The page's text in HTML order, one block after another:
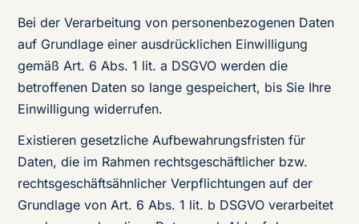
Bei der Verarbeitung von personenbezogenen Daten
auf Grundlage einer ausdrücklichen Einwilligung
gemäß Art. 6 Abs. 1 lit. a DSGVO werden die
betroffenen Daten so lange gespeichert, bis Sie Ihre
Einwilligung widerrufen.
Existieren gesetzliche Aufbewahrungsfristen für
Daten, die im Rahmen rechtsgeschäftlicher bzw.
rechtsgeschäftsähnlicher Verpflichtungen auf der
Grundlage von Art. 6 Abs. 1 lit. b DSGVO verarbeitet